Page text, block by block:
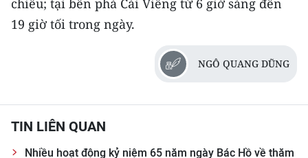
ENGLISH
ESPAÑOL
chiều; tại bến phà Cái Viềng từ 6 giờ sáng đến
19 giờ tối trong ngày.
NGÔ QUANG DŨNG
TIN LIÊN QUAN
Nhiều hoạt động kỷ niệm 65 năm ngày Bác Hồ về thăm